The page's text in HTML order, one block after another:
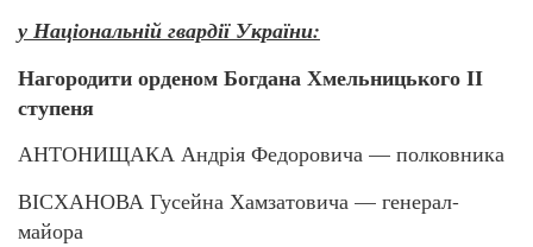
у Національній гвардії України:
Нагородити орденом Богдана Хмельницького ІІ
ступеня
АНТОНИЩАКА Андрія Федоровича — полковника
ВІСХАНОВА Гусейна Хамзатовича — генерал-
майора